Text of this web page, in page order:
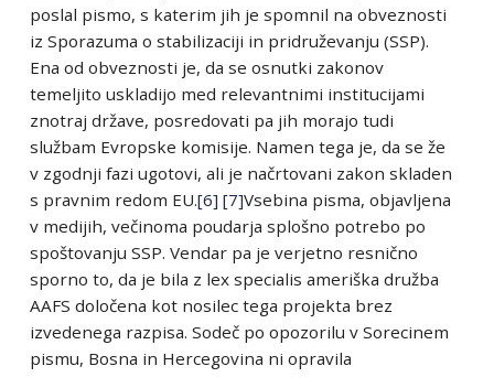
poslal pismo, s katerim jih je spomnil na obveznosti
iz Sporazuma o stabilizaciji in pridruževanju (SSP).
Ena od obveznosti je, da se osnutki zakonov
temeljito uskladijo med relevantnimi institucijami
znotraj države, posredovati pa jih morajo tudi
službam Evropske komisije. Namen tega je, da se že
v zgodnji fazi ugotovi, ali je načrtovani zakon skladen
s pravnim redom EU.[6] [7]Vsebina pisma, objavljena
v medijih, večinoma poudarja splošno potrebo po
spoštovanju SSP. Vendar pa je verjetno resnično
sporno to, da je bila z lex specialis ameriška družba
AAFS določena kot nosilec tega projekta brez
izvedenega razpisa. Sodeč po opozorilu v Sorecinem
pismu, Bosna in Hercegovina ni opravila